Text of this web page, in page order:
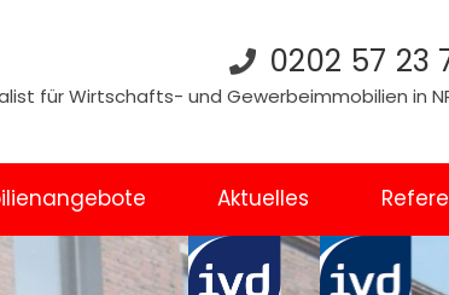
0202 57 23
für Wirtschafts- und Gewerbeimmobilien in
Aktuelles